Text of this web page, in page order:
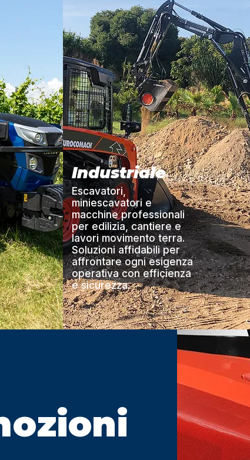
Industriale
Escavatori,
miniescavatori e
macchine professionali
per edilizia, cantiere e
lavori movimento terra.
Soluzioni affidabili per
affrontare ogni esigenza
operativa con efficienza
e sicurezza.